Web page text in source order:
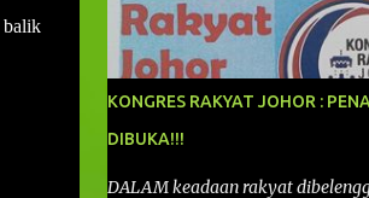
balik
KONGRES RAKYAT JOHOR :
DIBUKA!!!
DALAM keadaan rakyat